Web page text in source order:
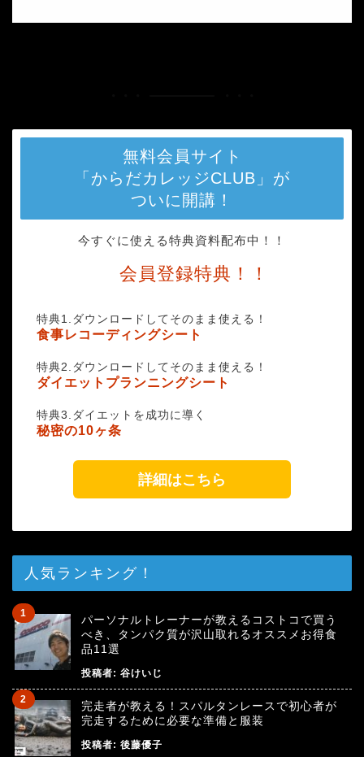
無料会員サイト
「からだカレッジCLUB」が
ついに開講！
今すぐに使える特典資料配布中！！
会員登録特典！！
特典1.ダウンロードしてそのまま使える！
食事レコーディングシート
特典2.ダウンロードしてそのまま使える！
ダイエットプランニングシート
特典3.ダイエットを成功に導く
秘密の10ヶ条
詳細はこちら
人気ランキング！
パーソナルトレーナーが教えるコストコで買う
べき、タンパク質が沢山取れるオススメお得食
品11選
投稿者: 谷けいじ
完走者が教える！スパルタンレースで初心者が
完走するために必要な準備と服装
投稿者: 後藤優子